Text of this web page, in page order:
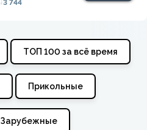
3 744
ТОП 100 за всё время
Прикольные
Зарубежные